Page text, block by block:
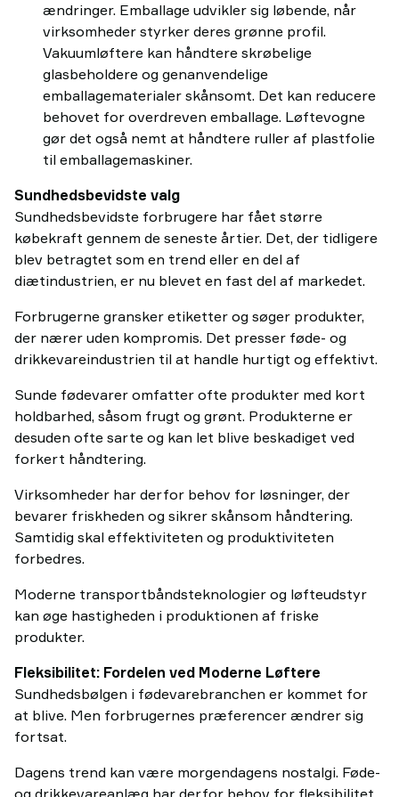
ændringer. Emballage udvikler sig løbende, når
virksomheder styrker deres grønne profil.
Vakuumløftere kan håndtere skrøbelige
glasbeholdere og genanvendelige
emballagematerialer skånsomt. Det kan reducere
behovet for overdreven emballage. Løftevogne
gør det også nemt at håndtere ruller af plastfolie
til emballagemaskiner.
Sundhedsbevidste valg
Sundhedsbevidste forbrugere har fået større
købekraft gennem de seneste årtier. Det, der tidligere
blev betragtet som en trend eller en del af
diætindustrien, er nu blevet en fast del af markedet.
Forbrugerne gransker etiketter og søger produkter,
der nærer uden kompromis. Det presser føde- og
drikkevareindustrien til at handle hurtigt og effektivt.
Sunde fødevarer omfatter ofte produkter med kort
holdbarhed, såsom frugt og grønt. Produkterne er
desuden ofte sarte og kan let blive beskadiget ved
forkert håndtering.
Virksomheder har derfor behov for løsninger, der
bevarer friskheden og sikrer skånsom håndtering.
Samtidig skal effektiviteten og produktiviteten
forbedres.
Moderne transportbåndsteknologier og løfteudstyr
kan øge hastigheden i produktionen af friske
produkter.
Fleksibilitet: Fordelen ved Moderne Løftere
Sundhedsbølgen i fødevarebranchen er kommet for
at blive. Men forbrugernes præferencer ændrer sig
fortsat.
Dagens trend kan være morgendagens nostalgi. Føde-